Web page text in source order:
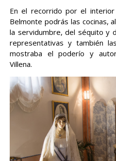
En el recorrido por el
Belmonte podrás las cocinas,
la servidumbre, del séquito y
representativas y también
mostraba el poderío y
Villena.